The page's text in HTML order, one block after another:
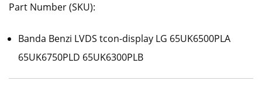
Part Number (SKU):
Banda Benzi LVDS tcon-display LG 65UK6500PLA
65UK6750PLD 65UK6300PLB